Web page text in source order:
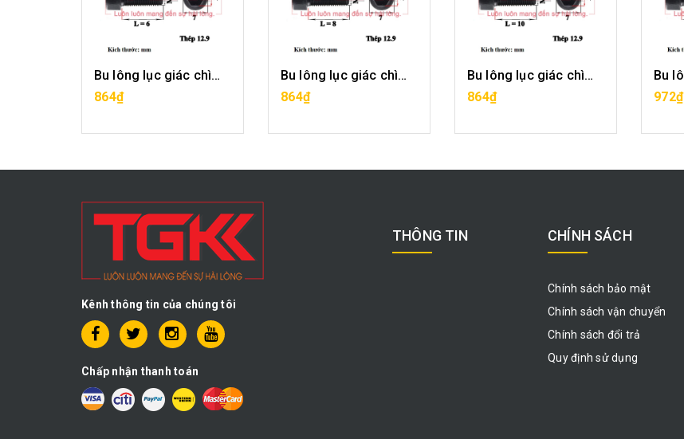
Bu lông lục giác chìm-M4x6
864₫
MUA HÀNG
Bu lông lục giác chìm-M4x8
864₫
MUA HÀNG
Bu lông lục giác chìm-M4x10
864₫
MUA HÀNG
972₫
Kênh thông tin của chúng tôi
Chấp nhận thanh toán
THÔNG TIN CHÍNH SÁCH
Chính sách bảo mật
Chính sách vận chuyển
Chính sách đổi trả
Quy định sử dụng